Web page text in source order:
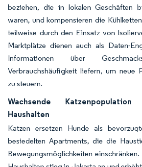
beziehen, die in lokalen Geschäften
waren, und kompensieren die
teilweise durch den Einsatz von
Marktplätze dienen auch als Daten-
Informationen über
Verbrauchshäufigkeit liefern, um neue
zu steuern.
Wachsende
Haushalten
Katzen ersetzen Hunde als
besiedelten Apartments, die die
Bewegungsmöglichkeiten